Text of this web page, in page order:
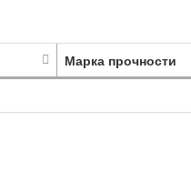
Марка прочности